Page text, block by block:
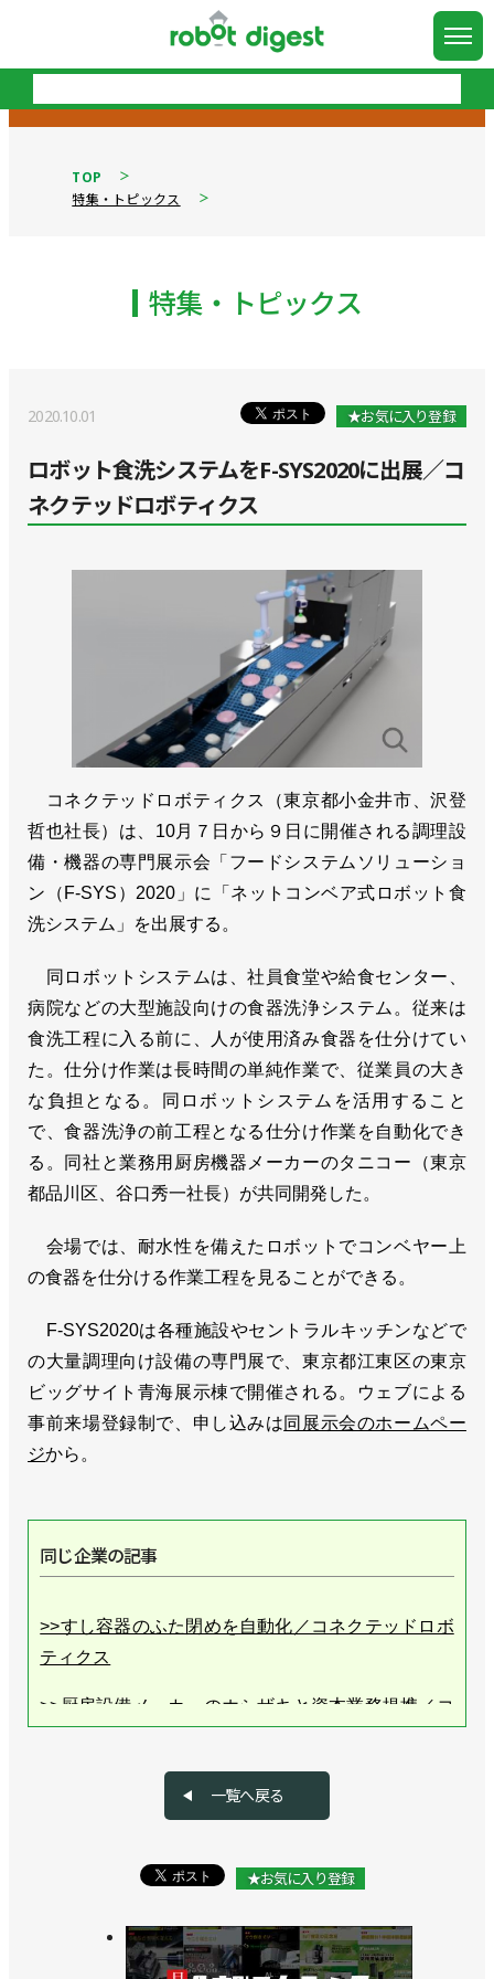
TOP
特集・トピックス
特集・トピックス
2020.10.01 ★お気に入り登録
ロボット食洗システムをF-SYS2020に出展／コ
ネクテッドロボティクス
コネクテッドロボティクス（東京都小金井市、沢登
哲也社長）は、10月７日から９日に開催される調理設
備・機器の専門展示会「フードシステムソリューショ
ン（F-SYS）2020」に「ネットコンベア式ロボット食
洗システム」を出展する。
同ロボットシステムは、社員食堂や給食センター、
病院などの大型施設向けの食器洗浄システム。従来は
食洗工程に入る前に、人が使用済み食器を仕分けてい
た。仕分け作業は長時間の単純作業で、従業員の大き
な負担となる。同ロボットシステムを活用すること
で、食器洗浄の前工程となる仕分け作業を自動化でき
る。同社と業務用厨房機器メーカーのタニコー（東京
都品川区、谷口秀一社長）が共同開発した。
会場では、耐水性を備えたロボットでコンベヤー上
の食器を仕分ける作業工程を見ることができる。
F-SYS2020は各種施設やセントラルキッチンなどで
の大量調理向け設備の専門展で、東京都江東区の東京
ビッグサイト青海展示棟で開催される。ウェブによる
事前来場登録制で、申し込みは同展示会のホームペー
ジから。
同じ企業の記事
>>すし容器のふた閉めを自動化／コネクテッドロボ
ティクス
>>厨房設備メーカーのホシザキと資本業務提携／コ
>>ソフトクリームロボットの新モデル発売、コーン
も自動で供給／コネクテッドロボティクス
>>そばロボットがJR山手線に初進出／コネクテッド
>>JR王子駅でそばロボットが稼働／コネクテッドロ
ボティクス
一覧へ戻る
★お気に入り登録